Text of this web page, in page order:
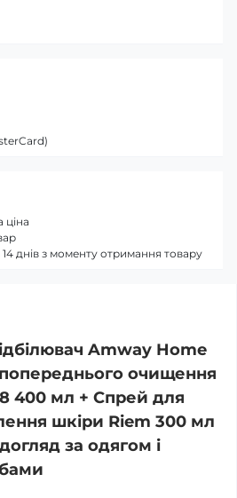
Amway Home
очищення
400 мл + Спрей для
шкіри Riem 300 мл
за одягом і
ціна
днів з моменту отримання товару